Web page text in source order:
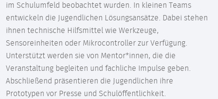
im Schulumfeld beobachtet wurden. In kleinen Teams
entwickeln die Jugendlichen Lösungsansätze. Dabei stehen
ihnen technische Hilfsmittel wie Werkzeuge,
Sensoreinheiten oder Mikrocontroller zur Verfügung.
Unterstützt werden sie von Mentor*innen, die die
Veranstaltung begleiten und fachliche Impulse geben.
Abschließend präsentieren die Jugendlichen ihre
Prototypen vor Presse und Schulöffentlichkeit.